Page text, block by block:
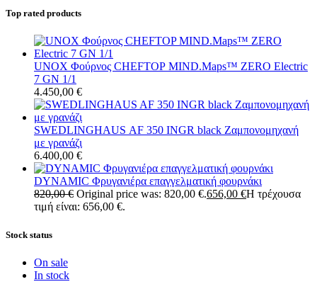
Top rated products
UNOX Φούρνος CHEFTOP MIND.Maps™ ZERO Electric
7 GN 1/1
4.450,00 €
SWEDLINGHAUS AF 350 INGR black Ζαμπονομηχανή
με γρανάζι
6.400,00 €
DYNAMIC Φρυγανιέρα επαγγελματική φουρνάκι
820,00€ Original price was: 820,00 €.656,00 €Η τρέχουσα
τιμή είναι: 656,00 €.
Stock status
On sale
In stock